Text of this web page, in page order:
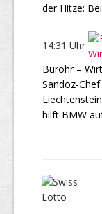
der Hitze:
14:31 Uhr
Bürohr –
Sandoz-
hilft BMW